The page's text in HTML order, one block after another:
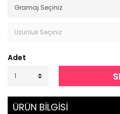
Adet
ÜRÜN BİLGİSİ